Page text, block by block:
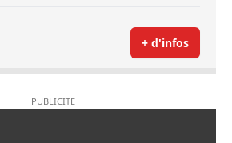
+ d'infos